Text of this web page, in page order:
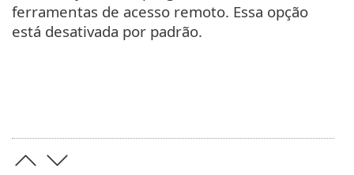
ferramentas de acesso remoto. Essa opção
está desativada por padrão.